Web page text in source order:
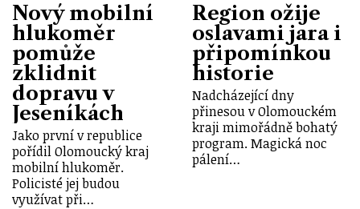
Nový mobilní
hlukoměr
pomůže
zklidnit
dopravu v
Jeseníkách
Jako první v republice
pořídil Olomoucký kraj
mobilní hlukoměr.
Policisté jej budou
využívat při…
Region ožije
oslavami jara i
připomínkou
historie
Nadcházející dny
přinesou v Olomouckém
kraji mimořádně bohatý
program. Magická noc
pálení…